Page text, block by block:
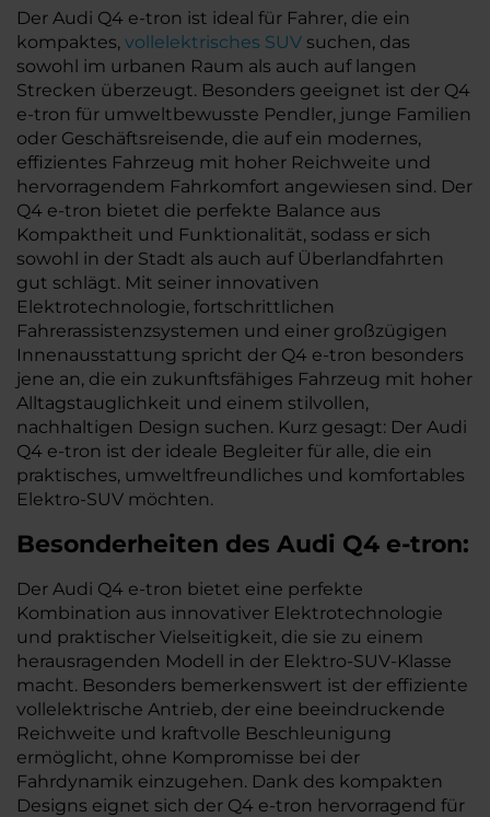
Der Audi Q4 e-tron ist ideal für Fahrer, die ein
kompaktes, vollelektrisches SUV suchen, das
sowohl im urbanen Raum als auch auf langen
Strecken überzeugt. Besonders geeignet ist der Q4
e-tron für umweltbewusste Pendler, junge Familien
oder Geschäftsreisende, die auf ein modernes,
effizientes Fahrzeug mit hoher Reichweite und
hervorragendem Fahrkomfort angewiesen sind. Der
Q4 e-tron bietet die perfekte Balance aus
Kompaktheit und Funktionalität, sodass er sich
sowohl in der Stadt als auch auf Überlandfahrten
gut schlägt. Mit seiner innovativen
Elektrotechnologie, fortschrittlichen
Fahrerassistenzsystemen und einer großzügigen
Innenausstattung spricht der Q4 e-tron besonders
jene an, die ein zukunftsfähiges Fahrzeug mit hoher
Alltagstauglichkeit und einem stilvollen,
nachhaltigen Design suchen. Kurz gesagt: Der Audi
Q4 e-tron ist der ideale Begleiter für alle, die ein
praktisches, umweltfreundliches und komfortables
Elektro-SUV möchten.
Besonderheiten des Audi Q4 e-tron:
Der Audi Q4 e-tron bietet eine perfekte
Kombination aus innovativer Elektrotechnologie
und praktischer Vielseitigkeit, die sie zu einem
herausragenden Modell in der Elektro-SUV-Klasse
macht. Besonders bemerkenswert ist der effiziente
vollelektrische Antrieb, der eine beeindruckende
Reichweite und kraftvolle Beschleunigung
ermöglicht, ohne Kompromisse bei der
Fahrdynamik einzugehen. Dank des kompakten
Designs eignet sich der Q4 e-tron hervorragend für